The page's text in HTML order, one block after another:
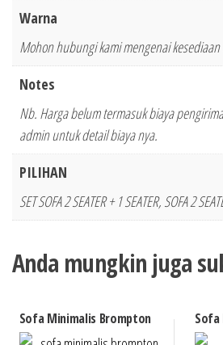
Warna
Mohon hubungi kami mengenai
Notes
Nb. Harga belum termasuk biaya
admin untuk detail biaya nya.
PILIHAN
SET SOFA 2 SEATER + 1 SEATER, SOFA 2
Anda mungkin juga
Sofa Minimalis Brompton Sofa